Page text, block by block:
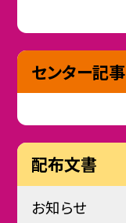
センター記事
配布文書
お知らせ